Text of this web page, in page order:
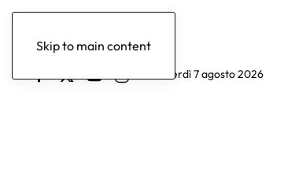
Skip to main content
venerdì 7 agosto 2026